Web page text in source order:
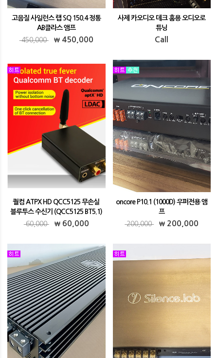
고음질 사일런스 랩 SQ 150.4 정통
AB클라스 앰프
고음질 사일런스 랩 SQ 150.4 정통 AB클라
450,000 450,000
사제 카오디오 데크 홈용 오디오로
튜닝
사제 카오디오 데크 홈용 오디오로 튜닝
Call
퀄컴 ATPX HD QCC5125 무손실
블루투스 수신기 (QCC5125 BT5.1)
퀄컴 ATPX HD QCC5125 무손실 블루투스
60,000 60,000
oncore P10.1 (1000D) 우퍼전용 앰
프
oncore P10.1 (1000D) 우퍼전용 앰프
200,000 200,000